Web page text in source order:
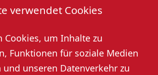
verwendet Cookies
Cookies, um Inhalte zu
Funktionen für soziale Medien
unseren Datenverkehr zu
und Getränke
bis Oktober